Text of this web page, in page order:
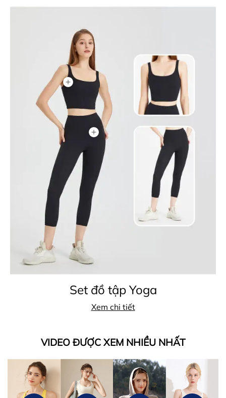
Set đồ tập Yoga
Xem chi tiết
VIDEO ĐƯỢC XEM NHIỀU NHẤT